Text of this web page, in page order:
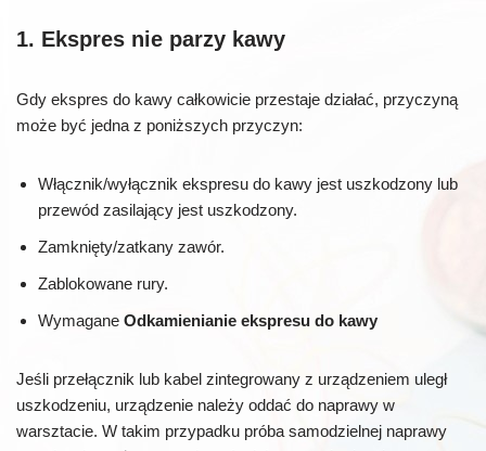
1. Ekspres nie parzy kawy
Gdy ekspres do kawy całkowicie przestaje działać, przyczyną
może być jedna z poniższych przyczyn:
Włącznik/wyłącznik ekspresu do kawy jest uszkodzony lub
przewód zasilający jest uszkodzony.
Zamknięty/zatkany zawór.
Zablokowane rury.
Wymagane Odkamienianie ekspresu do kawy
Jeśli przełącznik lub kabel zintegrowany z urządzeniem uległ
uszkodzeniu, urządzenie należy oddać do naprawy w
warsztacie. W takim przypadku próba samodzielnej naprawy